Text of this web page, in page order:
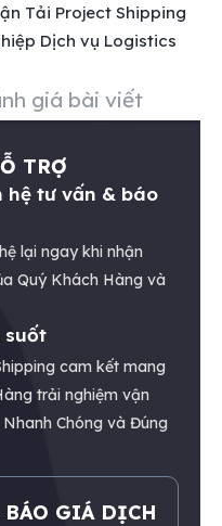
Tải Project Shipping
Dịch vụ Logistics
giá bài viết
TRỢ
hệ tư vấn & báo
lại ngay khi nhận
Quý Khách Hàng và
suốt
cam kết mang
trải nghiệm vận
Chóng và Đúng
GIÁ DỊCH